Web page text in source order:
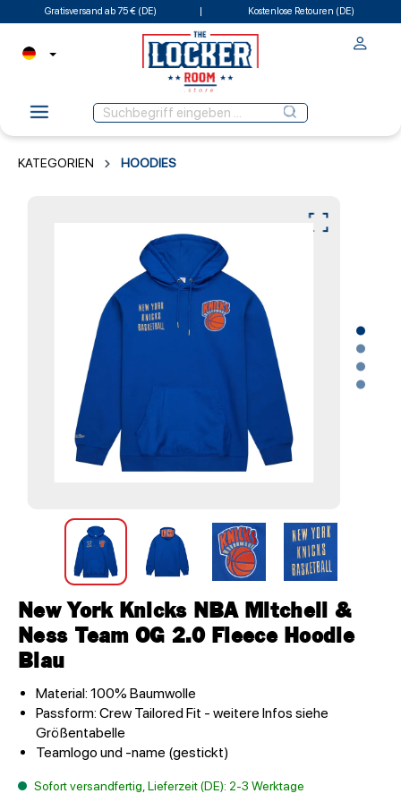
Gratisversand ab 75 € (DE) Kostenlose Retouren (DE)
KATEGORIEN HOODIES
New York Knicks NBA Mitchell &
Ness Team OG 2.0 Fleece Hoodie
Blau
Material: 100% Baumwolle
Passform: Crew Tailored Fit - weitere Infos siehe
Größentabelle
Teamlogo und -name (gestickt)
Sofort versandfertig, Lieferzeit (DE): 2-3 Werktage